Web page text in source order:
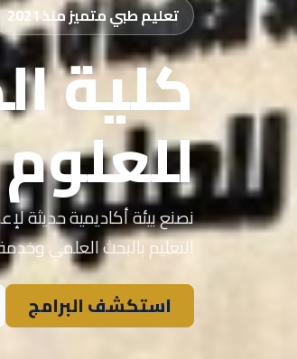
تعليم طبي متميز منذ 2021
كلية
نصنع بيئة أكاديمية حديثة
التعليم بالبحث العلمي
استكشف البرامج